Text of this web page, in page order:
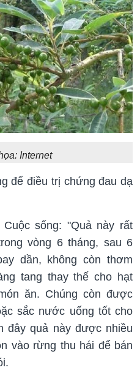
Internet
để điều trị chứng đau dạ
sống: "Quả này rất
vòng 6 tháng, sau 6
dần, không còn thơm
tang thay thế cho hạt
ăn. Chúng còn được
sắc nước uống tốt cho
đây quả này được nhiều
vào rừng thu hái để bán